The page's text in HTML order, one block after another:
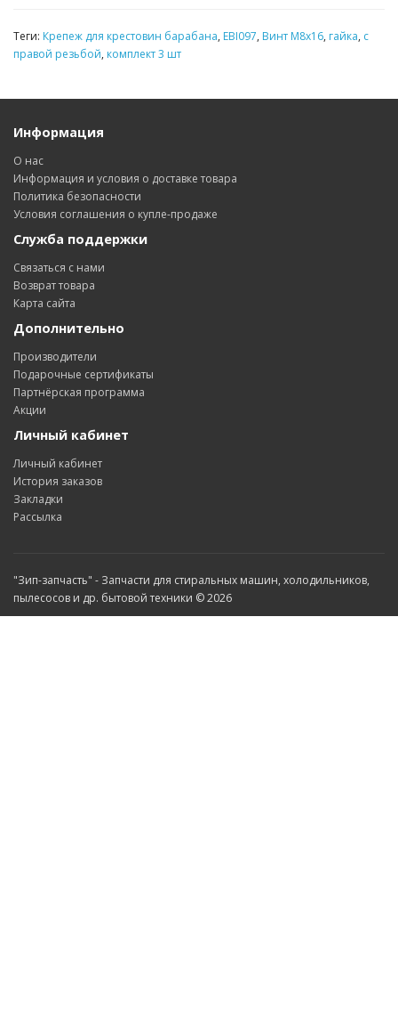
Теги: Крепеж для крестовин барабана, EBI097, Винт М8х16, гайка, с
правой резьбой, комплект 3 шт
Информация
О нас
Информация и условия о доставке товара
Политика безопасности
Условия соглашения о купле-продаже
Служба поддержки
Связаться с нами
Возврат товара
Карта сайта
Дополнительно
Производители
Подарочные сертификаты
Партнёрская программа
Акции
Личный кабинет
Личный кабинет
История заказов
Закладки
Рассылка
"Зип-запчасть" - Запчасти для стиральных машин, холодильников,
пылесосов и др. бытовой техники © 2026